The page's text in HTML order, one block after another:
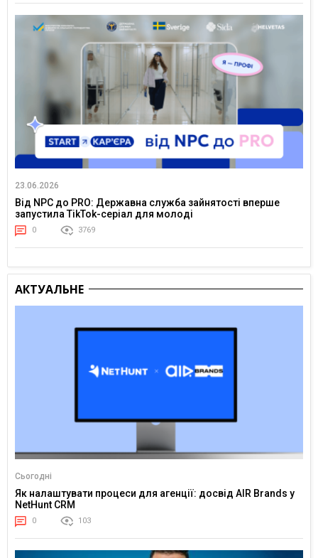
23.06.2026
Від NPC до PRO: Державна служба зайнятості вперше
запустила TikTok-серіал для молоді
0 3769
АКТУАЛЬНЕ
Сьогодні
Як налаштувати процеси для агенції: досвід AIR Brands у
NetHunt CRM
0 103